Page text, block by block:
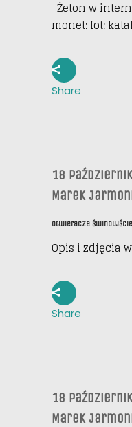
Żeton w
monet: fot:
Share
18
Marek
Otwieracze Świnoujście
Opis i zdjęcia
Share
18
Marek